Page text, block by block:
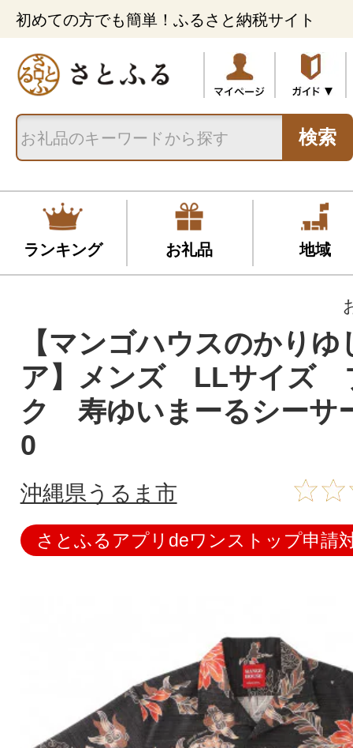
初めての方でも簡単！ふるさと納税サイト
検索
ランキング お礼品 地域
【マンゴハウスのかりゆ
ア】メンズ LLサイズ
ク 寿ゆいまーるシー
0
沖縄県うるま市
さとふるアプリdeワンストップ申請